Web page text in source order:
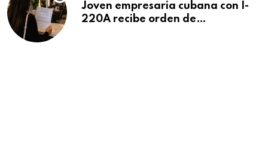
Joven empresaria cubana con I-
220A recibe orden de